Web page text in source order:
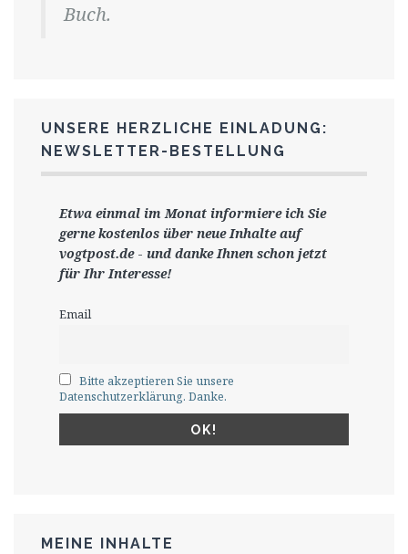
Buch.
UNSERE HERZLICHE EINLADUNG:
NEWSLETTER-BESTELLUNG
Etwa einmal im Monat informiere ich Sie
gernekostenlos über neue Inhalte auf
vogtpost.de- und danke Ihnen schon jetzt
für Ihr Interesse!
Email
Bitte akzeptieren Sie unsere
Datenschutzerklärung. Danke.
MEINE INHALTE